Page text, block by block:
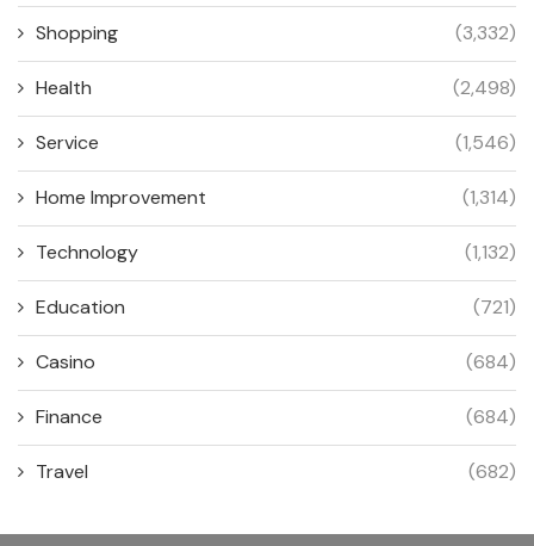
Shopping (3,332)
Health (2,498)
Service (1,546)
Home Improvement (1,314)
Technology (1,132)
Education (721)
Casino (684)
Finance (684)
Travel (682)